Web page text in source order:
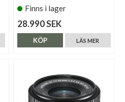
Finns i lager
28.990 SEK
LÄS MER
KÖP